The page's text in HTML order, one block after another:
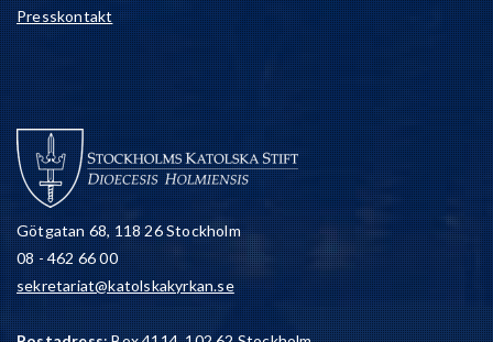
Presskontakt
Götgatan 68, 118 26 Stockholm
08 - 462 66 00
sekretariat@katolskakyrkan.se